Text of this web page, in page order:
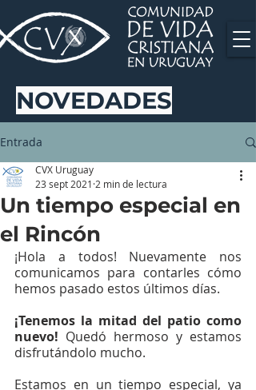
NOVEDADES
Entrada
Un tiempo especial en
el Rincón
CVX Uruguay
23 sept 2021 2 min de lectura
¡Hola a todos! Nuevamente nos
comunicamos para contarles cómo
hemos pasado estos últimos días.
¡Tenemos la mitad del patio como
nuevo! Quedó hermoso y estamos
disfrutándolo mucho.
Estamos en un tiempo especial, ya